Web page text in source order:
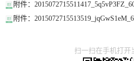
附件：
附件：
扫一扫在手机打开